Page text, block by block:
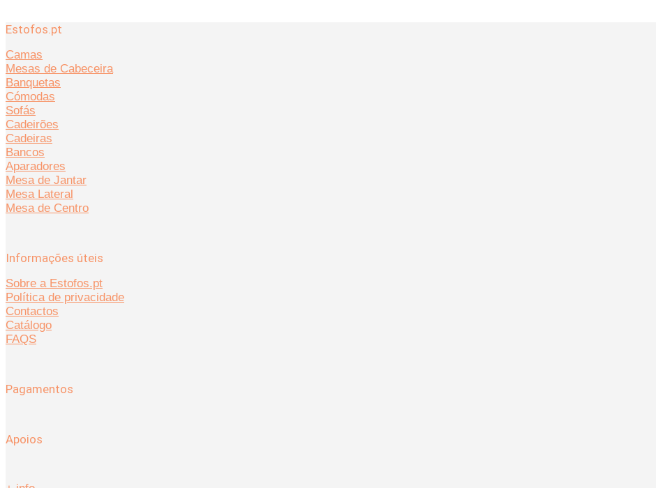
Estofos.pt
Camas
Mesas de Cabeceira
Banquetas
Cómodas
Sofás
Cadeirões
Cadeiras
Bancos
Aparadores
Mesa de Jantar
Mesa Lateral
Mesa de Centro
Informações úteis
Sobre a Estofos.pt
Política de privacidade
Contactos
Catálogo
FAQS
Pagamentos
Apoios